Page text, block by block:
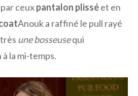
ceuxpantalon plisséet en
Anouk a raffiné le pull rayé
une bosseusequi
la mi-temps.